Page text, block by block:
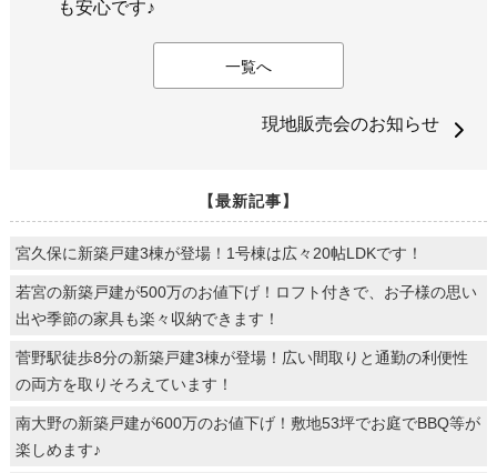
も安心です♪
一覧へ
現地販売会のお知らせ
【最新記事】
宮久保に新築戸建3棟が登場！1号棟は広々20帖LDKです！
若宮の新築戸建が500万のお値下げ！ロフト付きで、お子様の思い
出や季節の家具も楽々収納できます！
菅野駅徒歩8分の新築戸建3棟が登場！広い間取りと通勤の利便性
の両方を取りそろえています！
南大野の新築戸建が600万のお値下げ！敷地53坪でお庭でBBQ等が
楽しめます♪